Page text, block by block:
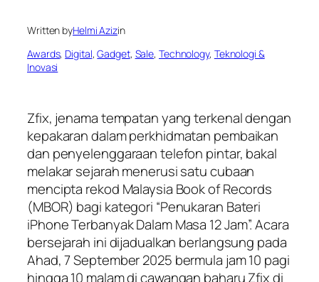
Written byHelmi Azizin
Awards, Digital, Gadget, Sale, Technology, Teknologi &
Inovasi
Zfix, jenama tempatan yang terkenal dengan
kepakaran dalam perkhidmatan pembaikan
dan penyelenggaraan telefon pintar, bakal
melakar sejarah menerusi satu cubaan
mencipta rekod Malaysia Book of Records
(MBOR) bagi kategori “Penukaran Bateri
iPhone Terbanyak Dalam Masa 12 Jam”. Acara
bersejarah ini dijadualkan berlangsung pada
Ahad, 7 September 2025 bermula jam 10 pagi
hingga 10 malam di cawangan baharu Zfix di